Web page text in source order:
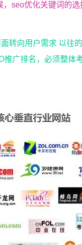
seo优化关键词的
转向用户需求 以往
推广排名，必须整体